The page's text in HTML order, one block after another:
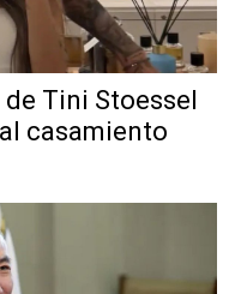
de Tini Stoessel
casamiento